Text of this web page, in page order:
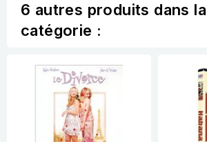
6 autres produits dans
catégorie :